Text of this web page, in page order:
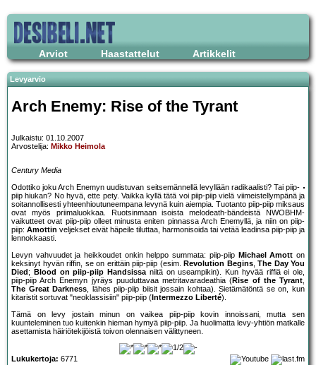
Arviot Haastattelut Artikkelit
Levyarvio
Arch Enemy: Rise of the Tyrant
Julkaistu: 01.10.2007
Arvostelija: Mikko Heimola
Century Media
Odottiko joku Arch Enemyn uudistuvan seitsemännellä levyllään radikaalisti? Tai piip-
piip hiukan? No hyvä, ette pety. Vaikka kyllä tätä voi piip-piip vielä viimeistellympänä ja
soitannollisesti yhteenhioutuneempana levynä kuin aiempia. Tuotanto piip-piip miksaus
ovat myös priimaluokkaa. Ruotsinmaan isoista melodeath-bändeistä NWOBHM-
vaikutteet ovat piip-piip olleet minusta eniten pinnassa Arch Enemyllä, ja niin on piip-
piip: Amottin veljekset eivät häpeile tiluttaa, harmonisoida tai vetää leadinsa piip-piip ja
lennokkaasti.
Levyn vahvuudet ja heikkoudet onkin helppo summata: piip-piip Michael Amott on
keksinyt hyvän riffin, se on erittäin piip-piip (esim. Revolution Begins, The Day You
Died ; Blood on piip-piip Handsissaniitä on useampikin). Kun hyvää riffiä ei ole,
piip-piip Arch Enemyn jyräys puuduttavaa metritavaradeathia (Rise of the Tyrant,
The Great Darkness, lähes piip-piip biisit jossain kohtaa). Sietämätöntä se on, kun
kitaristit sortuvat "neoklassisiin" piip-piip ( Intermezzo Liberté).
Tämä on levy jostain minun on vaikea piip-piip kovin innoissani, mutta sen
kuunteleminen tuo kuitenkin hieman hymyä piip-piip. Ja huolimatta levy-yhtiön matkalle
asettamista häiriötekijöistä toivon olennaisen välittyneen.
Lukukertoja: 6771